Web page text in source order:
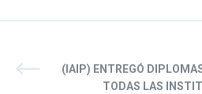
(IAIP) ENTREGÓ
TODAS LAS